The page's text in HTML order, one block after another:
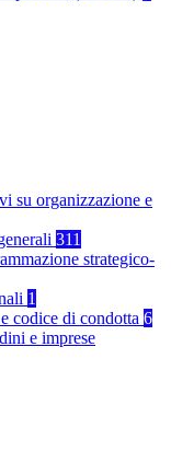
su organizzazione e
311
strategico-
1
codice di condotta 6
e imprese